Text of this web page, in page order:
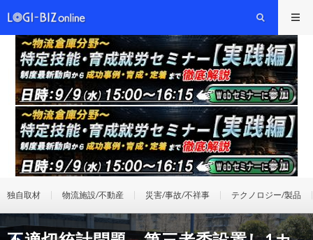
独自取材 物流施設/不動産 災害/事故/不祥事 テクノロジー/製品